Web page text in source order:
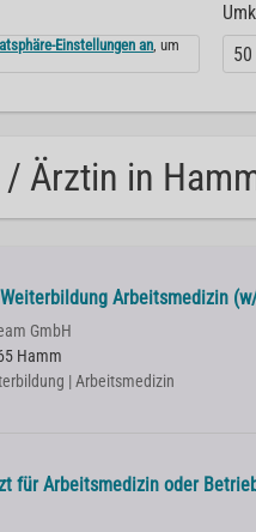
Einstellungen an, um
Ärztin in
Arbeitsmedizin
GmbH
Hamm
| Arbeitsmedizin
für Arbeitsmedizin oder